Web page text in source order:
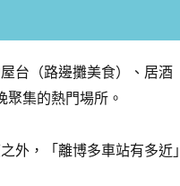
台（路邊攤美食）、居酒
集的熱門場所。
外，「離博多車站有多近」